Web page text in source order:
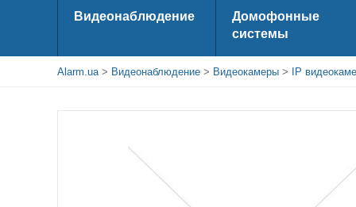
Видеонаблюдение
Домофонные
системы
Alarm.ua> Видеонаблюдение > Видеокамеры > IP